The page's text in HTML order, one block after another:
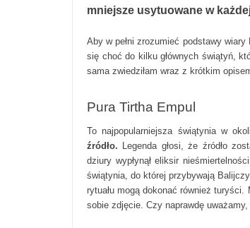
mniejsze usytuowane w
Aby w pełni zrozumieć podstawy
się choć do kilku głównych świątyń,
sama zwiedziłam wraz z krótkim
Pura Tirtha Empul
To najpopularniejsza świątynia w
źródło. Legenda głosi, że źródło
dziury wypłynął eliksir
świątynia, do której przybywają
rytuału mogą dokonać również
sobie zdjęcie. Czy naprawdę